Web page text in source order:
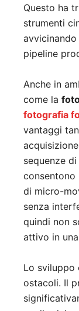
Questo ha
strumenti
pipeline
Anche in
come la
fotografia
vantaggi
sequenze
consentono
di micro-
senza
quindi non
attivo in
Lo sviluppo
ostacoli. Il